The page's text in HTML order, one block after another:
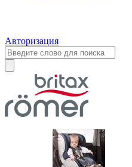
Авторизация